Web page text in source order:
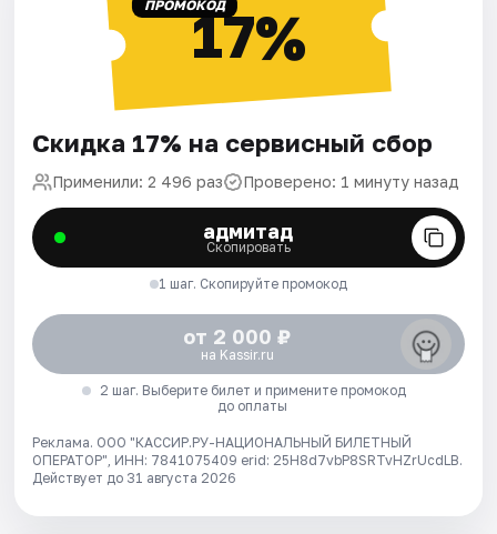
ПРОМОКОД17%
Скидка 17% на сервисный сбор
Применили: 2 496 раз Проверено: 1 минуту назад
адмитад
Скопировать
1 шаг. Скопируйте промокод
от 2 000 ₽
на Kassir.ru
2 шаг. Выберите билет и примените промокод
до оплаты
Реклама. ООО "КАССИР.РУ-НАЦИОНАЛЬНЫЙ БИЛЕТНЫЙ
ОПЕРАТОР", ИНН: 7841075409 erid: 25H8d7vbP8SRTvHZrUcdLB.
Действует до 31 августа 2026